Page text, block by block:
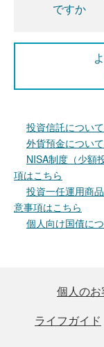
ですか
投資信託につい
外貨預金につい
NISA制度（少額
項はこちら
投資一任運用商
意事項はこちら
個人向け国債に
個人のお
ライフガイド